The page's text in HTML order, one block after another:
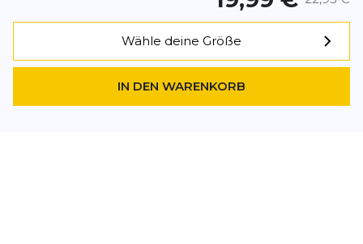
Wähle deine Größe
IN DEN WARENKORB